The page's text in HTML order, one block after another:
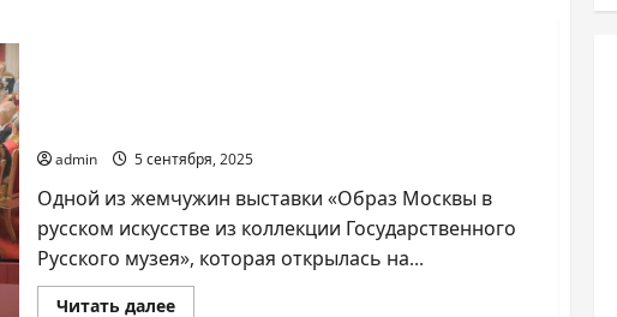
admin 5 сентября, 2025
Одной из жемчужин выставки «Образ Москвы в
русском искусстве из коллекции Государственного
Русского музея», которая открылась на...
Читать далееПрочитать